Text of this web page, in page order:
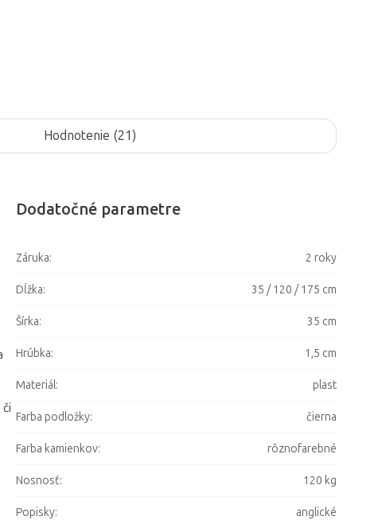
Hodnotenie (21)
Dodatočné parametre
Záruka: 2 roky
Dĺžka: 35 / 120 / 175 cm
Šírka: 35 cm
Hrúbka: 1,5 cm
Materiál: plast
Farba podložky: čierna
Farba kamienkov: rôznofarebné
Nosnosť: 120 kg
Popisky: anglické